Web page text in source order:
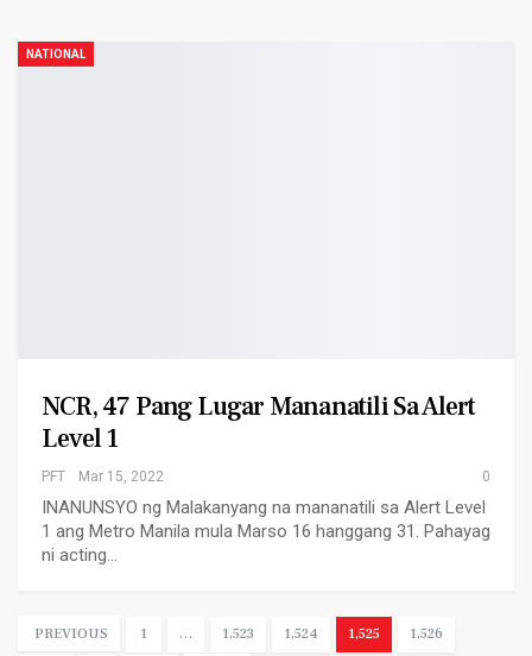
NATIONAL
NCR, 47 Pang Lugar Mananatili Sa Alert
Level 1
PFT Mar 15, 2022 0
INANUNSYO ng Malakanyang na mananatili sa Alert Level
1 ang Metro Manila mula Marso 16 hanggang 31. Pahayag
ni acting…
PREVIOUS 1 … 1,523 1,524 1,525 1,526